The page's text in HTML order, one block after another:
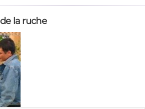
la ruche